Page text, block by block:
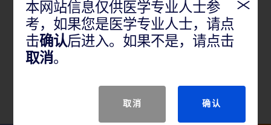
产品概述
一次性导引一体式活检针适用于获得肝、肾、前列
腺、脾、淋巴结和软组织瘤的活检组织。不适用于骨
本网站信息仅供医学专业人士参
考，如果您是医学专业人士，请点
击确认后进入。如果不是，请点击
取消。
取消 确认